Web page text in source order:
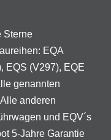
Sterne
EQA
EQS (V297), EQE
genannten
anderen
und EQV´s
5-Jahre Garantie